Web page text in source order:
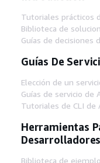
Para
con tu
información
Tutoriales prácticos
Biblioteca de
Guías de decisiones
Guías De
Elección de un
Guías de servicio de
Tutoriales de CLI de
Herramientas
Desarrolladores
Biblioteca de